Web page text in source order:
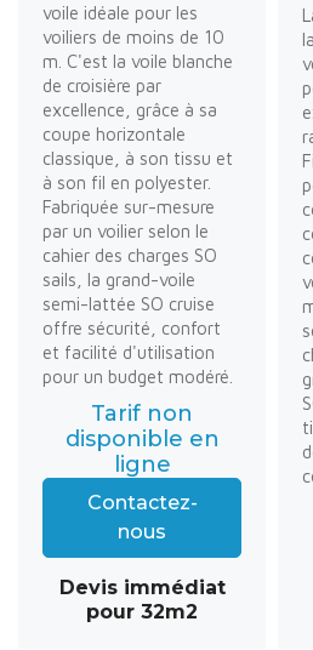
voile idéale pour les
voiliers de moins de 10
m. C'est la voile blanche
de croisière par
excellence, grâce à sa
coupe horizontale
classique, à son tissu et
à son fil en polyester.
Fabriquée sur-mesure
par un voilier selon le
cahier des charges SO
sails, la grand-voile
semi-lattée SO cruise
offre sécurité, confort
et facilité d'utilisation
pour un budget modéré.
Tarif non
disponible en
ligne
Contactez-
nous
Devis immédiat
pour 32m2